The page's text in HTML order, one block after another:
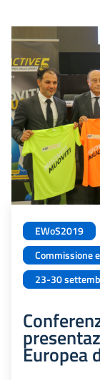
EWoS2019
Commissione
23-30
Europea